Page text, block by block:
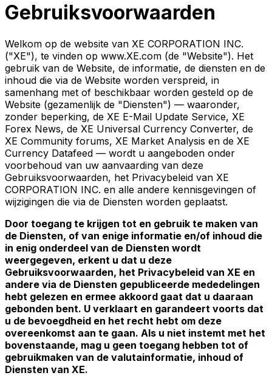
Gebruiksvoorwaarden
Welkom op de website van XE CORPORATION INC.
("XE"), te vinden op www.XE.com (de "Website"). Het
gebruik van de Website, de informatie, de diensten en de
inhoud die via de Website worden verspreid, in
samenhang met of beschikbaar worden gesteld op de
Website (gezamenlijk de "Diensten") — waaronder,
zonder beperking, de XE E-Mail Update Service, XE
Forex News, de XE Universal Currency Converter, de
XE Community forums, XE Market Analysis en de XE
Currency Datafeed — wordt u aangeboden onder
voorbehoud van uw aanvaarding van deze
Gebruiksvoorwaarden, het Privacybeleid van XE
CORPORATION INC. en alle andere kennisgevingen of
wijzigingen die via de Diensten worden geplaatst.
Door toegang te krijgen tot en gebruik te maken van
de Diensten, of van enige informatie en/of inhoud die
in enig onderdeel van de Diensten wordt
weergegeven, erkent u dat u deze
Gebruiksvoorwaarden, het Privacybeleid van XE en
andere via de Diensten gepubliceerde mededelingen
hebt gelezen en ermee akkoord gaat dat u daaraan
gebonden bent. U verklaart en garandeert voorts dat
u de bevoegdheid en het recht hebt om deze
overeenkomst aan te gaan. Als u niet instemt met het
bovenstaande, mag u geen toegang hebben tot of
gebruikmaken van de valutainformatie, inhoud of
Diensten van XE.